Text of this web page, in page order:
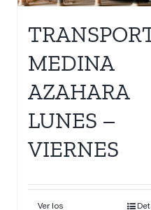
MEDINA
AZAHARA
LUNES –
VIERNES
Ver los